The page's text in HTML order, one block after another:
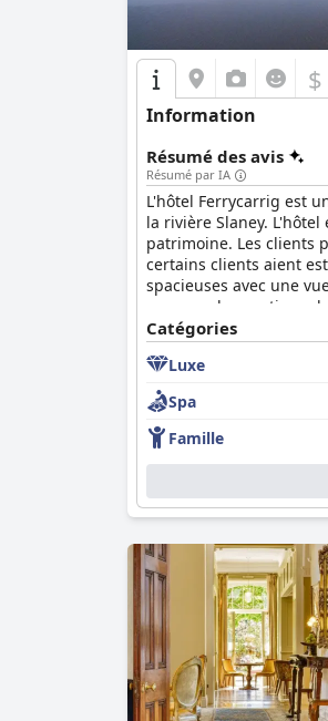
$
Information
Résumé des avis
Résumé par IA
L'hôtel Ferrycarrig est
la rivière Slaney.
patrimoine. Les clients
certains clients aient
spacieuses avec une
personnel
installations. Bien que
propre et que les
dans un cadre
Catégories
Luxe
Spa
Famille